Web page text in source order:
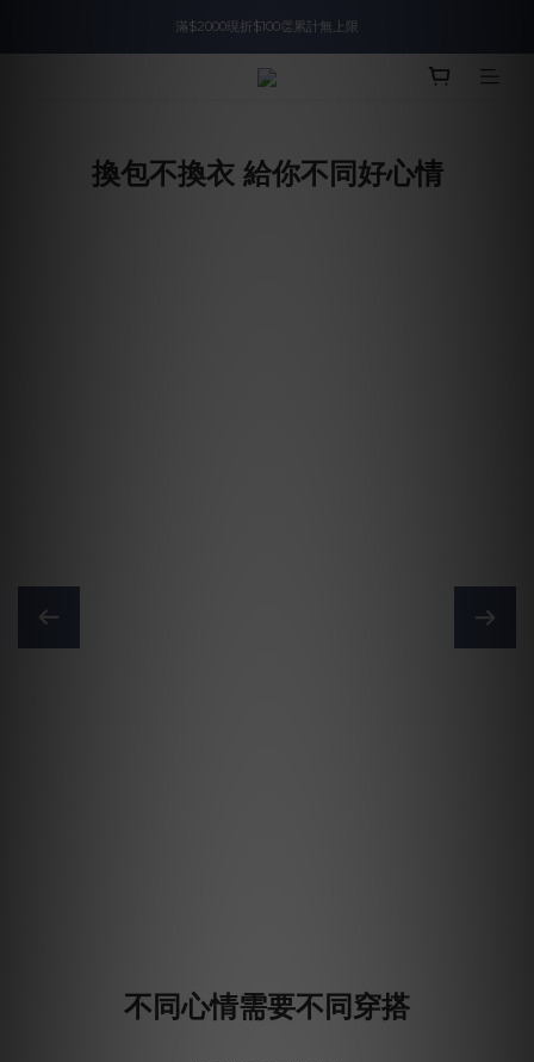
入會即領$888購物金🙌
滿$2000現折$100👏累計無上限
入會即領$888購物金🙌
換包不換衣 給你不同好心情
不同心情需要不同穿搭